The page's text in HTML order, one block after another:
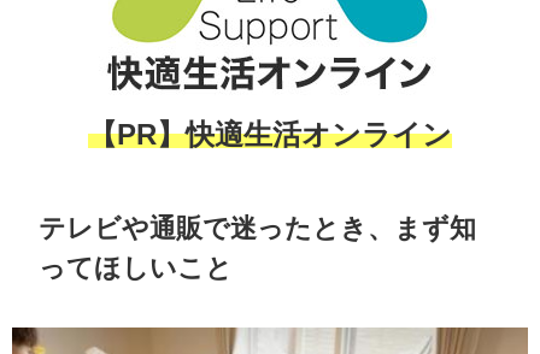
【PR】快適生活オンライン
テレビや通販で迷ったとき、まず知
ってほしいこと